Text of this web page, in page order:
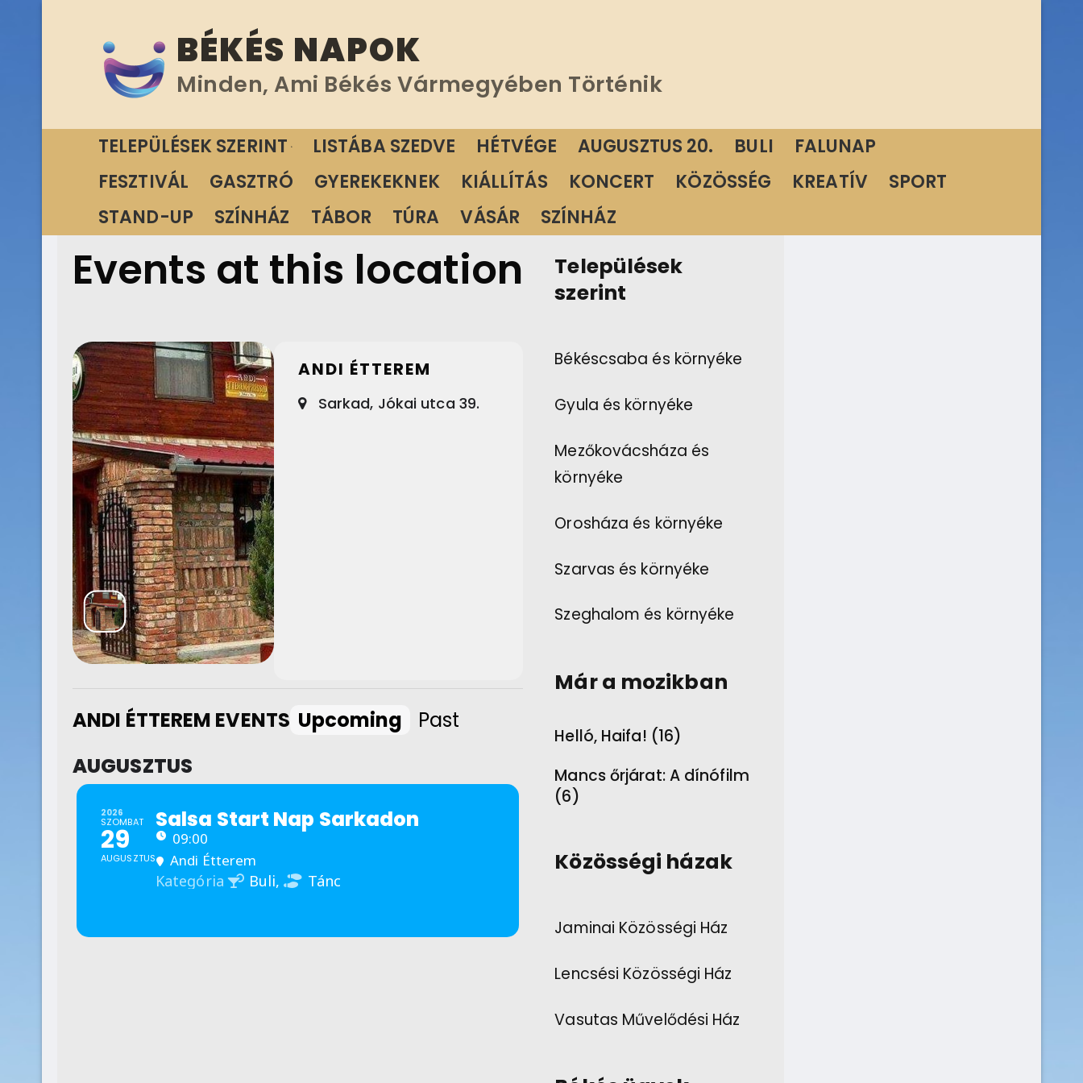
tartalomra
BÉKÉS NAPOK
Minden, Ami Békés Vármegyében Történik
TELEPÜLÉSEK SZERINT LISTÁBA SZEDVE HÉTVÉGE AUGUSZTUS 20. BULI
FALUNAP
FESZTIVÁL
GASZTRÓ GYEREKEKNEK KIÁLLÍTÁS KONCERT KÖZÖSSÉG KREATÍV
SPORT
STAND-UP
SZÍNHÁZ TÁBOR TÚRA VÁSÁR SZÍNHÁZ
Events at this location
ANDI ÉTTEREM
Sarkad, Jókai utca 39.
ANDI ÉTTEREM EVENTS Upcoming
Past
AUGUSZTUS
2026
SZOMBAT
29
AUGUSZTUS
Salsa Start Nap Sarkadon
09:00
Andi Étterem
Kategória Buli, Tánc
Települések
szerint
Békéscsaba és környéke
Gyula és környéke
Mezőkovácsháza és
környéke
Orosháza és környéke
Szarvas és környéke
Szeghalom és környéke
Már a mozikban
Helló, Haifa! (16)
Mancs őrjárat: A dínófilm
(6)
Közösségi házak
Jaminai Közösségi Ház
Lencsési Közösségi Ház
Vasutas Művelődési Ház